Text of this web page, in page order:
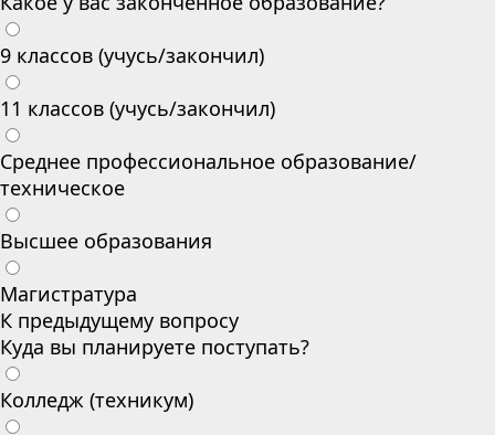
9 классов (учусь/закончил)
11 классов (учусь/закончил)
Среднее профессиональное образование/
техническое
Высшее образования
Магистратура
К предыдущему вопросу
Куда вы планируете поступать?
Колледж (техникум)